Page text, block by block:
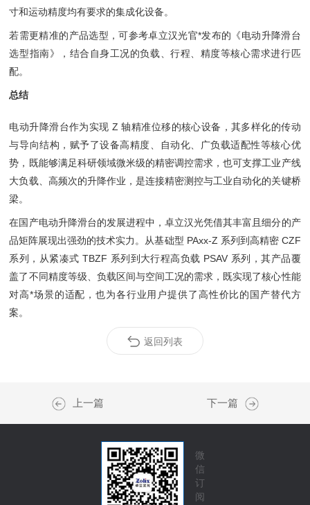
寸和运动精度均有要求的集成化设备。
若需更精准的产品选型，可参考卓立汉光官*发布的《电动升降滑台
选型指南》，结合自身工况的负载、行程、精度等核心需求进行匹
配。
总结
电动升降滑台作为实现 Z 轴精准位移的核心设备，其多样化的传动
与导向结构，赋予了设备高精度、自动化、广负载适配性等核心优
势，既能够满足科研领域微米级的精密调控需求，也可支撑工业产线
大负载、高频次的升降作业，是连接精密测控与工业自动化的关键桥
梁。
在国产电动升降滑台的发展进程中，卓立汉光凭借其丰富且细分的产
品矩阵展现出强劲的技术实力。从基础型 PAxx-Z 系列到高精密 CZF
系列，从紧凑式 TBZF 系列到大行程高负载 PSAV 系列，其产品覆
盖了不同精度等级、负载区间与空间工况的需求，既实现了核心性能
对高*场景的适配，也为各行业用户提供了高性价比的国产替代方
案。
返回列表
上一篇 下一篇
微
信
订
阅